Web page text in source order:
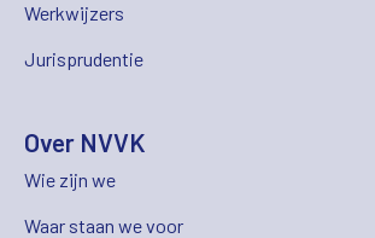
Werkwijzers
Jurisprudentie
Over NVVK
Wie zijn we
Waar staan we voor